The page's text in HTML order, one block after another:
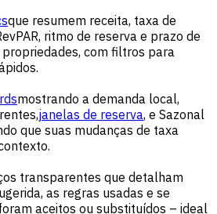
que resumem receita, taxa de
ritmo de reserva e prazo de
com filtros para
mostrando a demanda local,
janelas de reserva, e Sazonal
que suas mudanças de taxa
transparentes que detalham
as regras usadas e se
aceitos ou substituídos – ideal